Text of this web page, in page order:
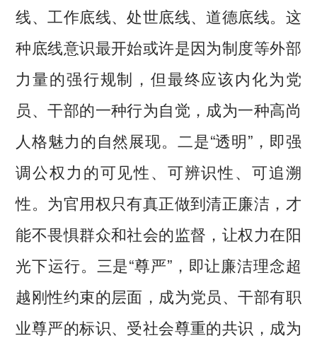
线、工作底线、处世底线、道德底线。这
种底线意识最开始或许是因为制度等外部
力量的强行规制，但最终应该内化为党
员、干部的一种行为自觉，成为一种高尚
人格魅力的自然展现。二是“透明”，即强
调公权力的可见性、可辨识性、可追溯
性。为官用权只有真正做到清正廉洁，才
能不畏惧群众和社会的监督，让权力在阳
光下运行。三是“尊严”，即让廉洁理念超
越刚性约束的层面，成为党员、干部有职
业尊严的标识、受社会尊重的共识，成为